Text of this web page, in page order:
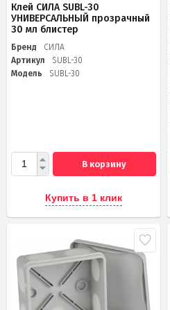
Клей СИЛА SUBL-30
УНИВЕРСАЛЬНЫЙ прозрачный
30 мл блистер
Бренд
СИЛА
Артикул
SUBL-30
Модель
SUBL-30
В корзину
Купить в 1 клик